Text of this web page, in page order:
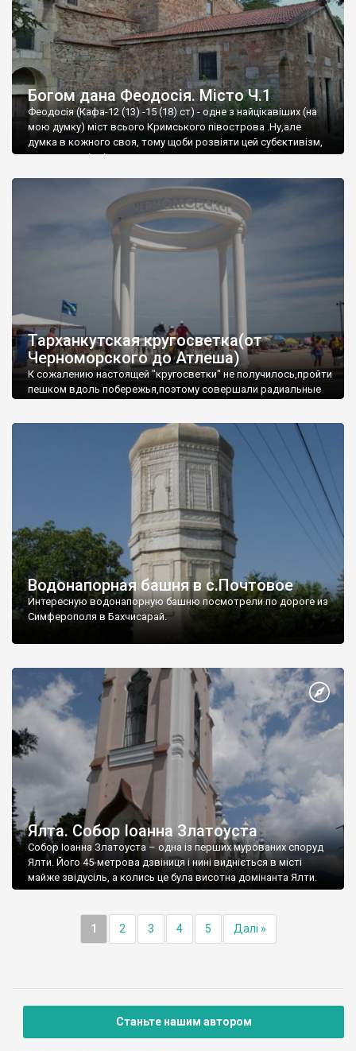
Богом дана Феодосія. Місто Ч.1
Феодосія (Кафа-12 (13) -15 (18) ст) - одне з найцікавіших (на
мою думку) міст всього Кримського півострова .Ну,але
думка в кожного своя, тому щоби розвіяти цей субєктивізм,
запрошую відвідати це
Тарханкутская кругосветка(от
Черноморского до Атлеша)
К сожалению настоящей "кругосветки" не получилось,пройти
пешком вдоль побережья,поэтому совершали радиальные
Водонапорная башня в с.Почтовое
Интересную водонапорную башню посмотрели по дороге из
Симферополя в Бахчисарай.
Ялта. Собор Іоанна Златоуста
Собор Іоанна Златоуста – одна із перших мурованих споруд
Ялти. Його 45-метрова дзвіниця і нині видніється в місті
майже звідусіль, а колись це була висотна домінанта Ялти.
1 2 3 4 5 Далі »
Станьте нашим автором